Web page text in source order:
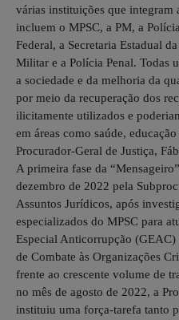
várias instituições que integram
incluem o MPSC, a PM, a
Federal, a Secretaria Estadual
Militar e a Polícia Penal. Todas
a sociedade e da melhoria da
por meio da recuperação dos
ilicitamente utilizados e
em áreas como saúde,
Procurador-Geral de Justiça,
A primeira fase da
dezembro de 2022 pela
Assuntos Jurídicos, após
especializados do MPSC para
Especial Anticorrupção
de Combate às Organizações
frente ao crescente volume de
no mês de agosto de 2022, a
instituiu uma força-tarefa tanto